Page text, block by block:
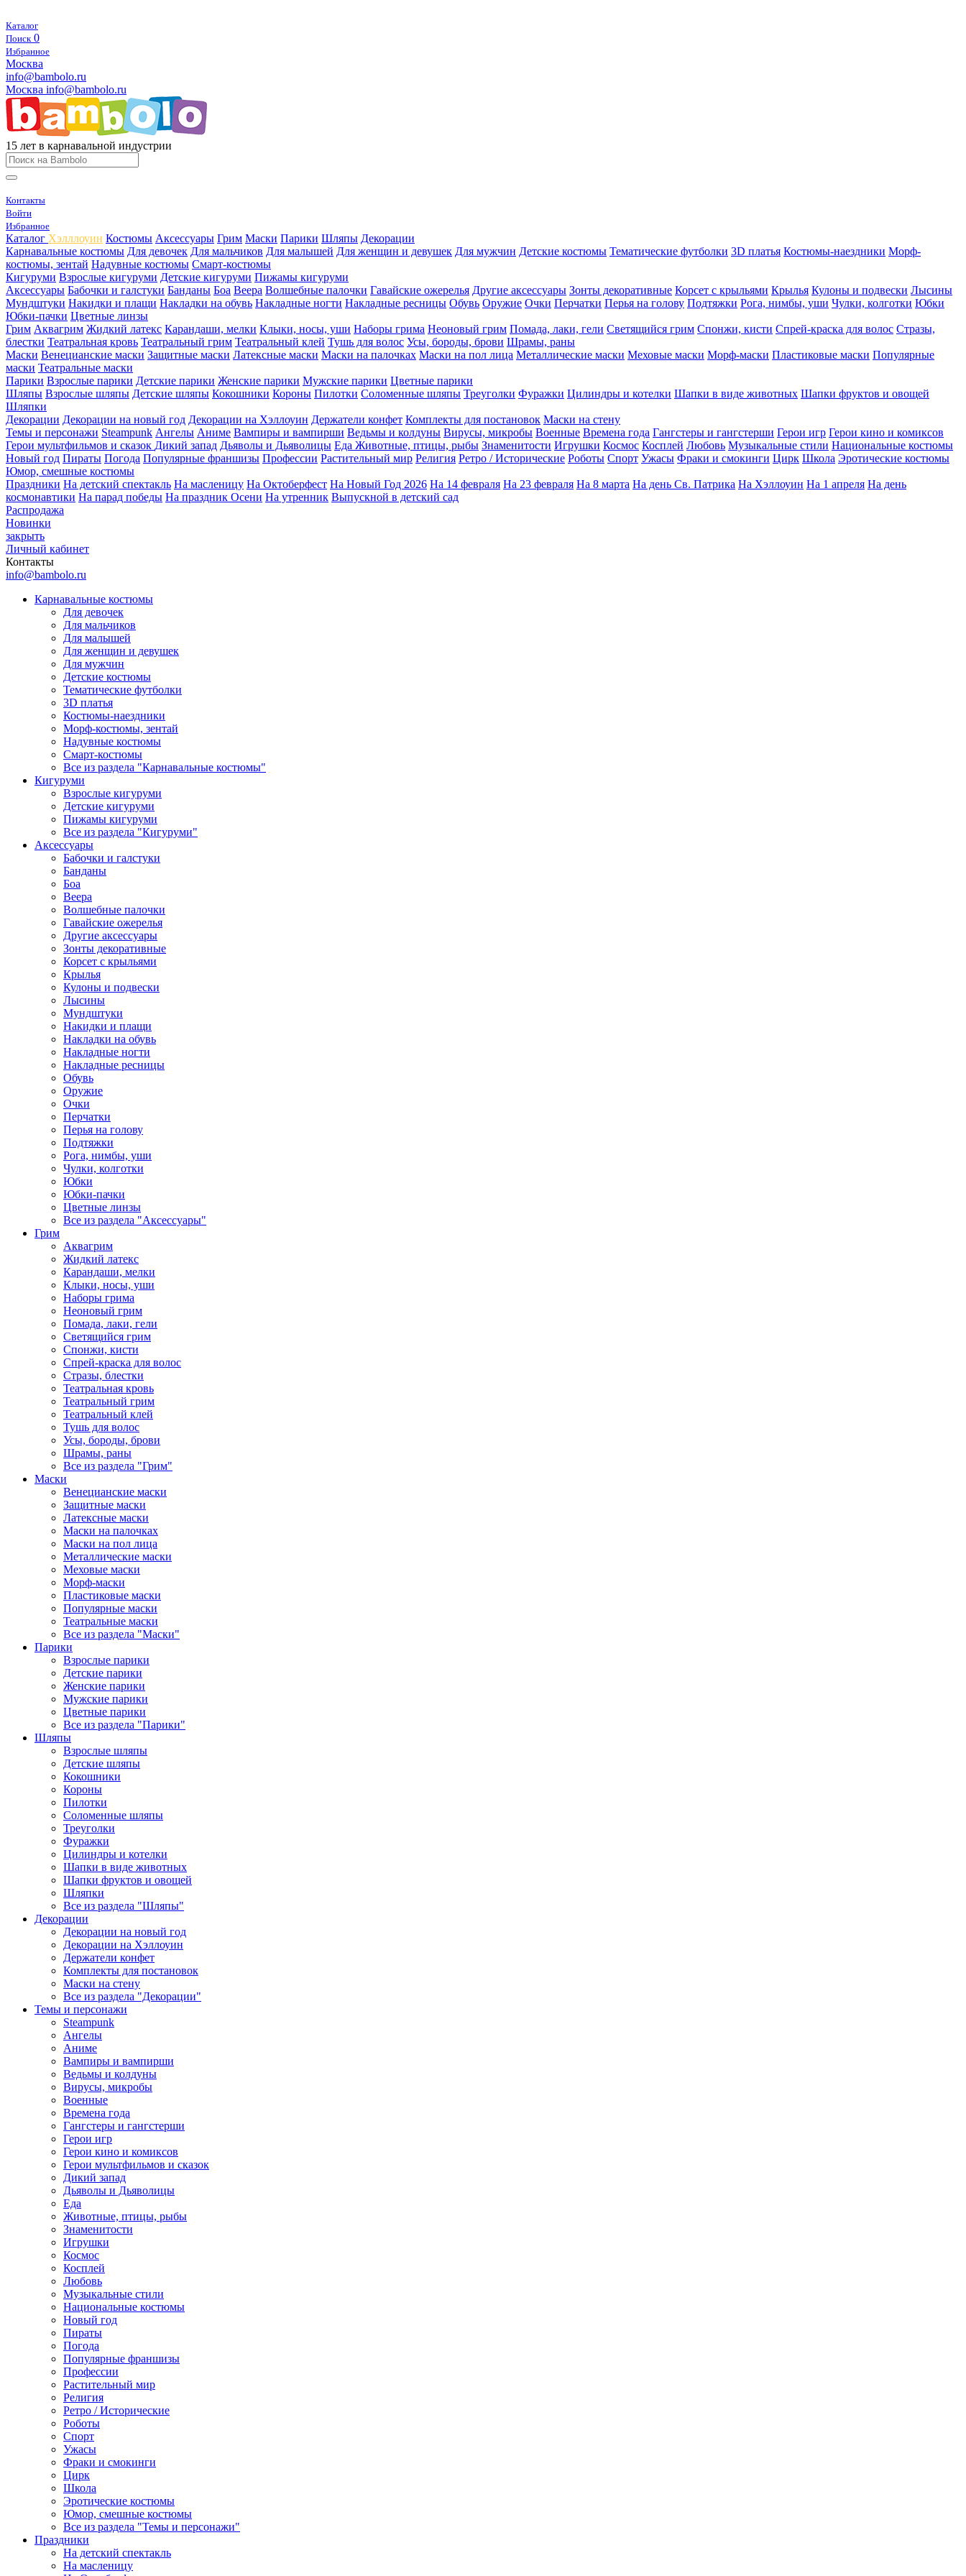
Каталог
Поиск 0
Избранное
Москва
info@bambolo.ru
Москва info@bambolo.ru
15 лет в карнавальной индустрии
Контакты
Войти
Избранное
Каталог Хэлллоуин Костюмы Аксессуары Грим Маски Парики Шляпы Декорации
Карнавальные костюмы Для девочек Для мальчиков Для малышей Для женщин и девушек Для мужчин Детские костюмы Тематические футболки 3D платья Костюмы-наездники Морф-
костюмы, зентай Надувные костюмы Смарт-костюмы
Кигуруми Взрослые кигуруми Детские кигуруми Пижамы кигуруми
Аксессуары Бабочки и галстуки Банданы Боа Веера Волшебные палочки Гавайские ожерелья Другие аксессуары Зонты декоративные Корсет с крыльями Крылья Кулоны и подвески Лысины
Мундштуки Накидки и плащи Накладки на обувь Накладные ногти Накладные ресницы Обувь Оружие Очки Перчатки Перья на голову Подтяжки Рога, нимбы, уши Чулки, колготки Юбки
Юбки-пачки Цветные линзы
Грим Аквагрим Жидкий латекс Карандаши, мелки Клыки, носы, уши Наборы грима Неоновый грим Помада, лаки, гели Светящийся грим Спонжи, кисти Спрей-краска для волос Стразы,
блестки Театральная кровь Театральный грим Театральный клей Тушь для волос Усы, бороды, брови Шрамы, раны
Маски Венецианские маски Защитные маски Латексные маски Маски на палочках Маски на пол лица Металлические маски Меховые маски Морф-маски Пластиковые маски Популярные
маски Театральные маски
Парики Взрослые парики Детские парики Женские парики Мужские парики Цветные парики
Шляпы Взрослые шляпы Детские шляпы Кокошники Короны Пилотки Соломенные шляпы Треуголки Фуражки Цилиндры и котелки Шапки в виде животных Шапки фруктов и овощей
Шляпки
Декорации Декорации на новый год Декорации на Хэллоуин Держатели конфет Комплекты для постановок Маски на стену
Темы и персонажи Steampunk Ангелы Аниме Вампиры и вампирши Ведьмы и колдуны Вирусы, микробы Военные Времена года Гангстеры и гангстерши Герои игр Герои кино и комиксов
Герои мультфильмов и сказок Дикий запад Дьяволы и Дьяволицы Еда Животные, птицы, рыбы Знаменитости Игрушки Космос Косплей Любовь Музыкальные стили Национальные костюмы
Новый год Пираты Погода Популярные франшизы Профессии Растительный мир Религия Ретро / Исторические Роботы Спорт Ужасы Фраки и смокинги Цирк Школа Эротические костюмы
Юмор, смешные костюмы
Праздники На детский спектакль На масленицу На Октоберфест На Новый Год 2026 На 14 февраля На 23 февраля На 8 марта На день Св. Патрика На Хэллоуин На 1 апреля На день
космонавтики На парад победы На праздник Осени На утренник Выпускной в детский сад
Распродажа
Новинки
закрыть
Личный кабинет
Контакты
info@bambolo.ru
Карнавальные костюмы
Для девочек
Для мальчиков
Для малышей
Для женщин и девушек
Для мужчин
Детские костюмы
Тематические футболки
3D платья
Костюмы-наездники
Морф-костюмы, зентай
Надувные костюмы
Смарт-костюмы
Все из раздела "Карнавальные костюмы"
Кигуруми
Взрослые кигуруми
Детские кигуруми
Пижамы кигуруми
Все из раздела "Кигуруми"
Аксессуары
Бабочки и галстуки
Банданы
Боа
Веера
Волшебные палочки
Гавайские ожерелья
Другие аксессуары
Зонты декоративные
Корсет с крыльями
Крылья
Кулоны и подвески
Лысины
Мундштуки
Накидки и плащи
Накладки на обувь
Накладные ногти
Накладные ресницы
Обувь
Оружие
Очки
Перчатки
Перья на голову
Подтяжки
Рога, нимбы, уши
Чулки, колготки
Юбки
Юбки-пачки
Цветные линзы
Все из раздела "Аксессуары"
Грим
Аквагрим
Жидкий латекс
Карандаши, мелки
Клыки, носы, уши
Наборы грима
Неоновый грим
Помада, лаки, гели
Светящийся грим
Спонжи, кисти
Спрей-краска для волос
Стразы, блестки
Театральная кровь
Театральный грим
Театральный клей
Тушь для волос
Усы, бороды, брови
Шрамы, раны
Все из раздела "Грим"
Маски
Венецианские маски
Защитные маски
Латексные маски
Маски на палочках
Маски на пол лица
Металлические маски
Меховые маски
Морф-маски
Пластиковые маски
Популярные маски
Театральные маски
Все из раздела "Маски"
Парики
Взрослые парики
Детские парики
Женские парики
Мужские парики
Цветные парики
Все из раздела "Парики"
Шляпы
Взрослые шляпы
Детские шляпы
Кокошники
Короны
Пилотки
Соломенные шляпы
Треуголки
Фуражки
Цилиндры и котелки
Шапки в виде животных
Шапки фруктов и овощей
Шляпки
Все из раздела "Шляпы"
Декорации
Декорации на новый год
Декорации на Хэллоуин
Держатели конфет
Комплекты для постановок
Маски на стену
Все из раздела "Декорации"
Темы и персонажи
Steampunk
Ангелы
Аниме
Вампиры и вампирши
Ведьмы и колдуны
Вирусы, микробы
Военные
Времена года
Гангстеры и гангстерши
Герои игр
Герои кино и комиксов
Герои мультфильмов и сказок
Дикий запад
Дьяволы и Дьяволицы
Еда
Животные, птицы, рыбы
Знаменитости
Игрушки
Космос
Косплей
Любовь
Музыкальные стили
Национальные костюмы
Новый год
Пираты
Погода
Популярные франшизы
Профессии
Растительный мир
Религия
Ретро / Исторические
Роботы
Спорт
Ужасы
Фраки и смокинги
Цирк
Школа
Эротические костюмы
Юмор, смешные костюмы
Все из раздела "Темы и персонажи"
Праздники
На детский спектакль
На масленицу